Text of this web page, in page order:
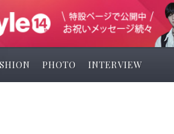
PHOTO INTERVIEW